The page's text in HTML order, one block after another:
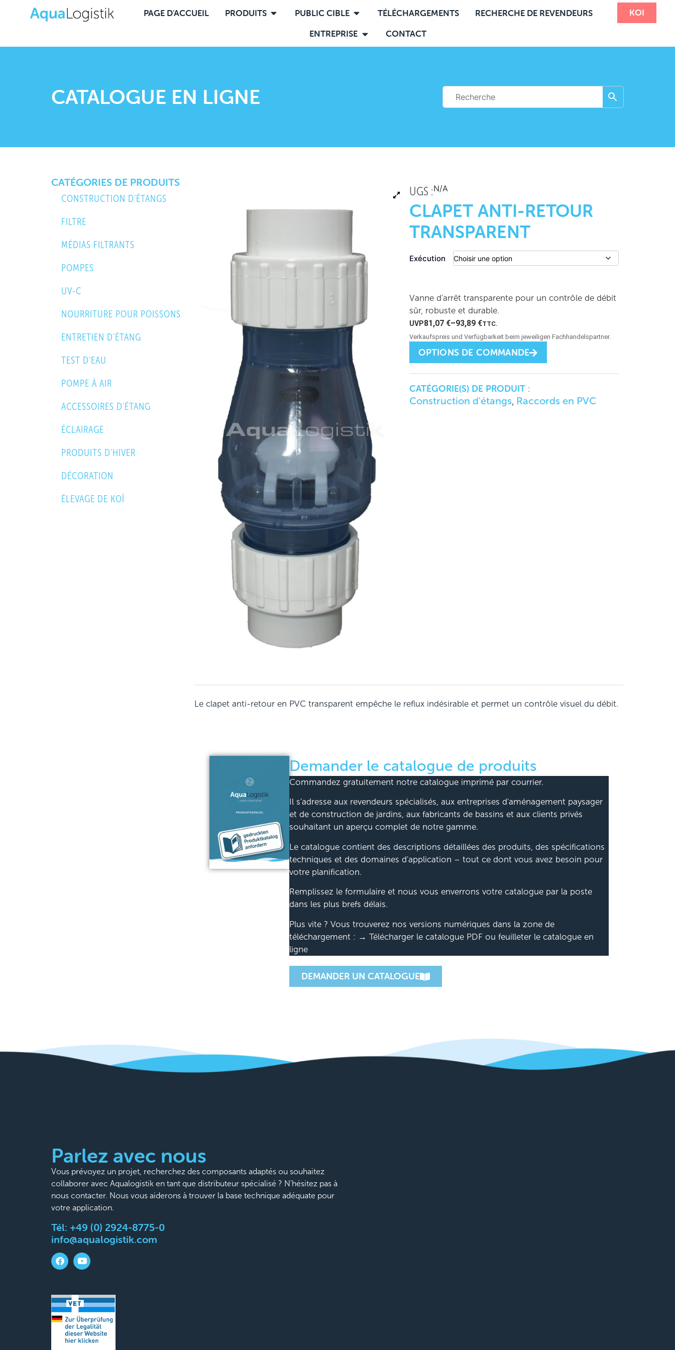
PAGE D'ACCUEIL PRODUITS PUBLIC CIBLE TÉLÉCHARGEMENTS
RECHERCHE DE REVENDEURS
ENTREPRISE
CONTACT
KOI
CATALOGUE EN LIGNE
CATÉGORIES DE PRODUITS
CONSTRUCTION D'ÉTANGS
FILTRE
MÉDIAS FILTRANTS
POMPES
UV-C
NOURRITURE POUR POISSONS
ENTRETIEN D'ÉTANG
TEST D'EAU
POMPE À AIR
ACCESSOIRES D'ÉTANG
ÉCLAIRAGE
PRODUITS D'HIVER
DÉCORATION
ÉLEVAGE DE KOÏ
UGS :N/A
CLAPET ANTI-RETOUR
TRANSPARENT
Exécution
Vanne d'arrêt transparente pour un contrôle de débit
sûr, robuste et durable.
81,07 €–93,89 €TTC.
OPTIONS DE COMMANDE
CATÉGORIE(S) DE PRODUIT :
Construction d'étangs, Raccords en PVC
Le clapet anti-retour en PVC transparent empêche le reflux indésirable et permet un contrôle visuel du débit.
Demander le catalogue de produits
Commandez gratuitement notre catalogue imprimé par courrier.
Il s'adresse aux revendeurs spécialisés, aux entreprises d'aménagement paysager
et de construction de jardins, aux fabricants de bassins et aux clients privés
souhaitant un aperçu complet de notre gamme.
Le catalogue contient des descriptions détaillées des produits, des spécifications
techniques et des domaines d'application – tout ce dont vous avez besoin pour
votre planification.
Remplissez le formulaire et nous vous enverrons votre catalogue par la poste
dans les plus brefs délais.
Plus vite ? Vous trouverez nos versions numériques dans la zone de
téléchargement : → Télécharger le catalogue PDF ou feuilleter le catalogue en
ligne
DEMANDER UN CATALOGUE
Parlez avec nous
Vous prévoyez un projet, recherchez des composants adaptés ou souhaitez
collaborer avec Aqualogistik en tant que distributeur spécialisé ? N'hésitez pas à
nous contacter. Nous vous aiderons à trouver la base technique adéquate pour
votre application.
Tél: +49 (0) 2924-8775-0
info@aqualogistik.com